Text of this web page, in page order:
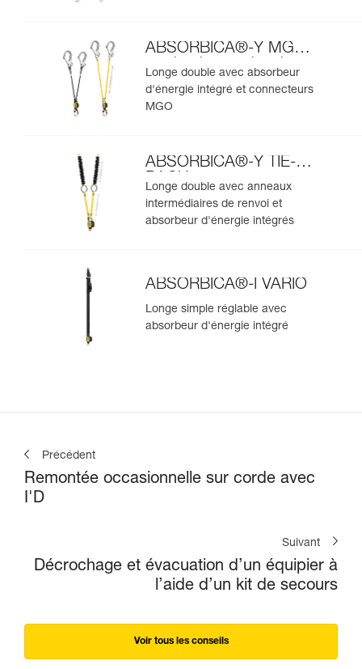
ABSORBICA®-Y MGO
version internationale
Longe double avec absorbeur
d'énergie intégré et connecteurs
MGO
ABSORBICA®-Y TIE-
BACK
Longe double avec anneaux
intermédiaires de renvoi et
absorbeur d'énergie intégrés
ABSORBICA®-I VARIO
Longe simple réglable avec
absorbeur d'énergie intégré
Précédent
Remontée occasionnelle sur corde avec
I'D
Suivant
Décrochage et évacuation d’un équipier à
l’aide d’un kit de secours
Voir tous les conseils